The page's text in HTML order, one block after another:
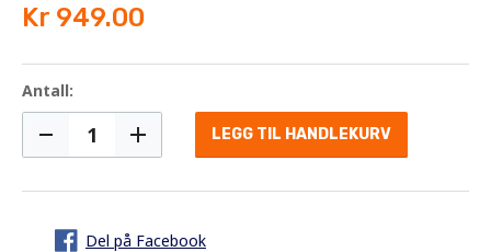
Kr 949.00
Antall:
LEGG TIL HANDLEKURV
Del på Facebook